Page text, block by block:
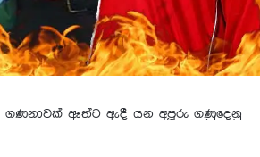
ගණනාවක් ඈත්ට ඇදී යන අපූරු ගණුදෙනු